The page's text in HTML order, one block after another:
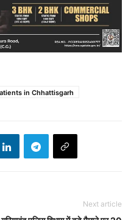
in Chhattisgarh
Next article